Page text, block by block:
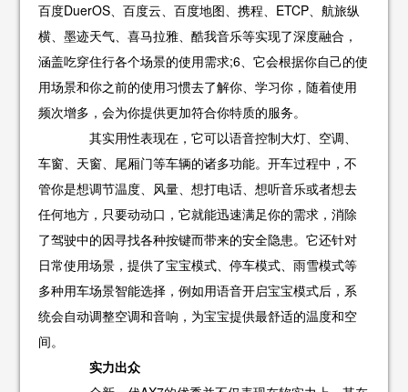
百度DuerOS、百度云、百度地图、携程、ETCP、航旅纵
横、墨迹天气、喜马拉雅、酷我音乐等实现了深度融合，
涵盖吃穿住行各个场景的使用需求;6、它会根据你自己的使
用场景和你之前的使用习惯去了解你、学习你，随着使用
频次增多，会为你提供更加符合你特质的服务。
其实用性表现在，它可以语音控制大灯、空调、
车窗、天窗、尾厢门等车辆的诸多功能。开车过程中，不
管你是想调节温度、风量、想打电话、想听音乐或者想去
任何地方，只要动动口，它就能迅速满足你的需求，消除
了驾驶中的因寻找各种按键而带来的安全隐患。它还针对
日常使用场景，提供了宝宝模式、停车模式、雨雪模式等
多种用车场景智能选择，例如用语音开启宝宝模式后，系
统会自动调整空调和音响，为宝宝提供最舒适的温度和空
间。
实力出众